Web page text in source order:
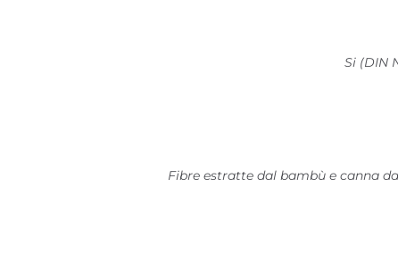
Si (DIN
Fibre estratte dal bambù e canna